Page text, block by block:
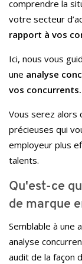
comprendre la
votre secteur
rapport à vos
Ici, nous vous
une analyse
vos concurrents.
Vous serez alors
précieuses qui
employeur plus
talents.
Qu'est-ce
de marque
Semblable à une
analyse
audit de la façon